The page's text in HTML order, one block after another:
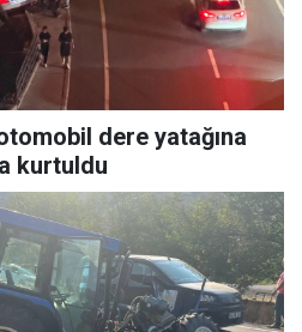
dere yatağına
kurtuldu